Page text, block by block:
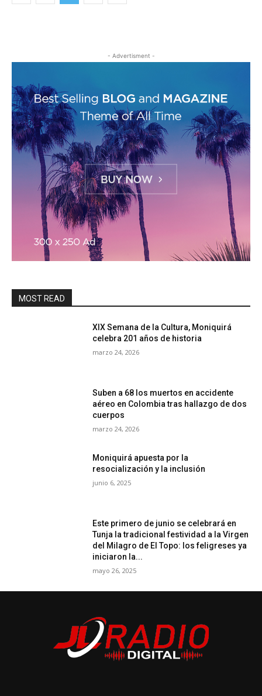
- Advertisment -
MOST READ
XIX Semana de la Cultura, Moniquirá
celebra 201 años de historia
marzo 24, 2026
Suben a 68 los muertos en accidente
aéreo en Colombia tras hallazgo de dos
cuerpos
marzo 24, 2026
Moniquirá apuesta por la
resocialización y la inclusión
junio 6, 2025
Este primero de junio se celebrará en
Tunja la tradicional festividad a la Virgen
del Milagro de El Topo: los feligreses ya
iniciaron la...
mayo 26, 2025